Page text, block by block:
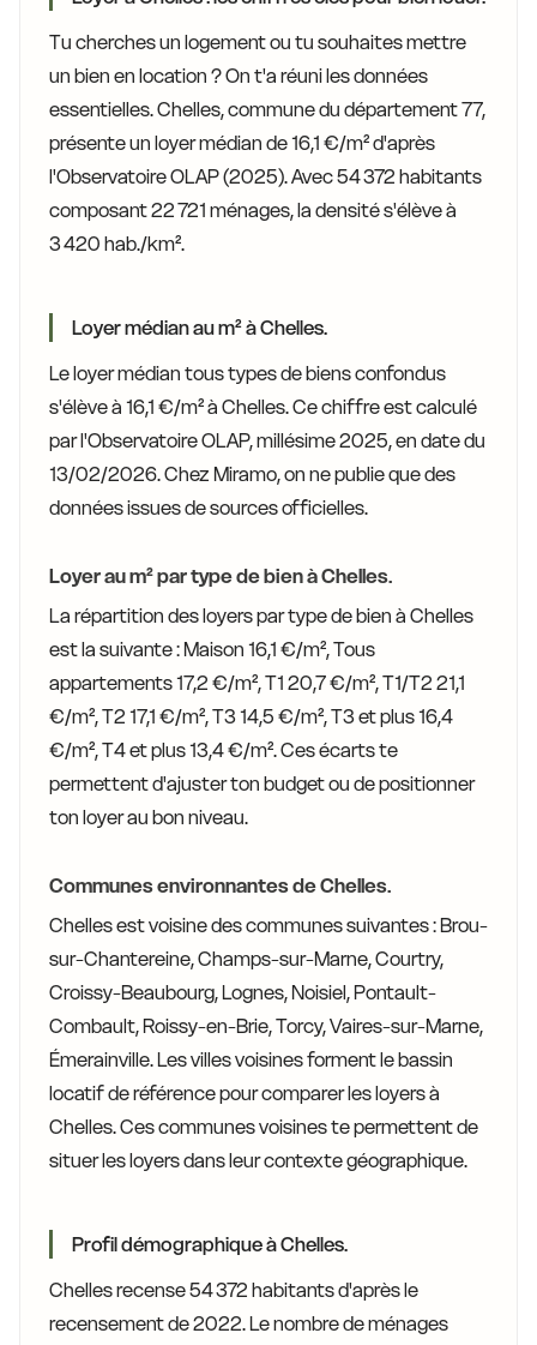
Tu cherches un logement ou tu souhaites mettre
un bien en location ? On t'a réuni les données
essentielles. Chelles, commune du département 77,
présente un loyer médian de 16,1 €/m² d'après
l'Observatoire OLAP (2025). Avec 54 372 habitants
composant 22 721 ménages, la densité s'élève à
3 420 hab./km².
Loyer médian au m² à Chelles.
Le loyer médian tous types de biens confondus
s'élève à 16,1 €/m² à Chelles. Ce chiffre est calculé
par l'Observatoire OLAP, millésime 2025, en date du
13/02/2026. Chez Miramo, on ne publie que des
données issues de sources officielles.
Loyer au m² par type de bien à Chelles.
La répartition des loyers par type de bien à Chelles
est la suivante : Maison 16,1 €/m², Tous
appartements 17,2 €/m², T1 20,7 €/m², T1/T2 21,1
€/m², T2 17,1 €/m², T3 14,5 €/m², T3 et plus 16,4
€/m², T4 et plus 13,4 €/m². Ces écarts te
permettent d'ajuster ton budget ou de positionner
ton loyer au bon niveau.
Communes environnantes de Chelles.
Chelles est voisine des communes suivantes : Brou-
sur-Chantereine, Champs-sur-Marne, Courtry,
Croissy-Beaubourg, Lognes, Noisiel, Pontault-
Combault, Roissy-en-Brie, Torcy, Vaires-sur-Marne,
Émerainville. Les villes voisines forment le bassin
locatif de référence pour comparer les loyers à
Chelles. Ces communes voisines te permettent de
situer les loyers dans leur contexte géographique.
Profil démographique à Chelles.
Chelles recense 54 372 habitants d'après le
recensement de 2022. Le nombre de ménages